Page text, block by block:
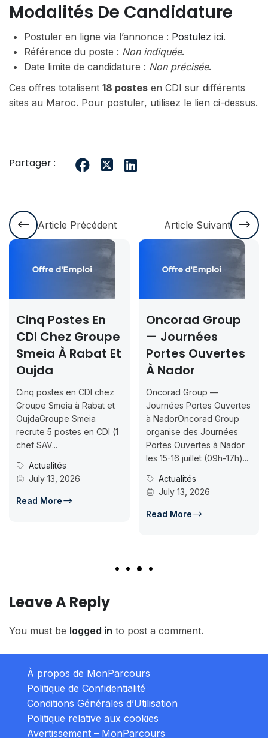
Modalités De Candidature
Postuler en ligne via l’annonce : Postulez ici.
Référence du poste : Non indiquée.
Date limite de candidature : Non précisée.
Ces offres totalisent 18 postes en CDI sur différents
sites au Maroc. Pour postuler, utilisez le lien ci-dessus.
Partager :
Article Précédent Article Suivant
Postes En
Chez Groupe
À Rabat Et
en CDI chez
Smeia à Rabat et
Smeia
5 postes en CDI (1
13, 2026
More
Oncorad Group
— Journées
Portes Ouvertes
À Nador
Oncorad Group —
Journées Portes Ouvertes
à NadorOncorad Group
organise des Journées
Portes Ouvertes à Nador
les 15-16 juillet (09h-17h)...
Actualités
July 13, 2026
Read More
07-
07-
Leave A Reply
You must be logged in to post a comment.
À propos de MonParcours
Politique de Confidentialité
Conditions Générales d’Utilisation
Politique relative aux cookies
Avertissement – MonParcours